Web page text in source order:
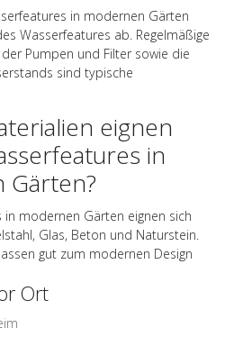
in moder­nen Gärten
Wasser­fea­tures ab. Regel­mä­ßige
der Pumpen und Filter sowie die
sind typi­sche
eignen
in
in moder­nen Gärten eignen sich
Glas, Beton und Natur­stein.
gut zum moder­nen Design
Ort